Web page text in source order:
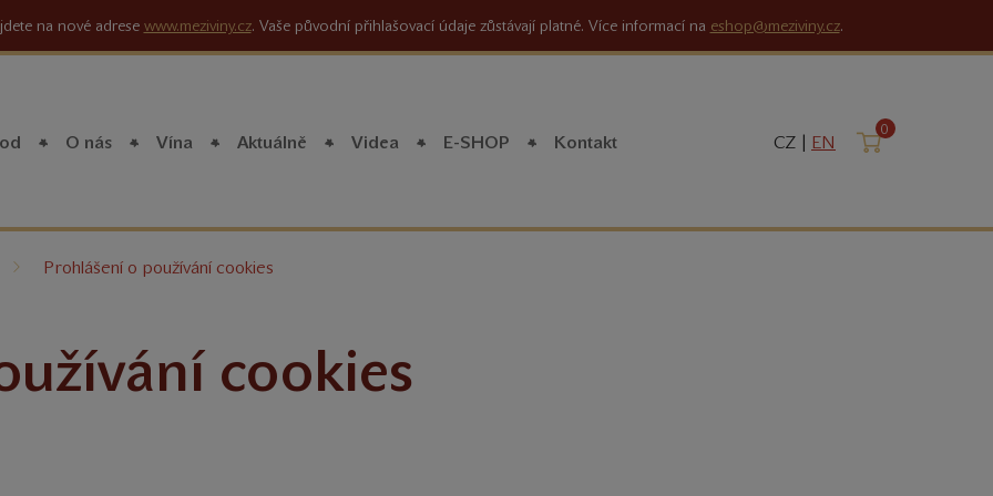
na nové adrese www.meziviny.cz. Vaše původní přihlašovací údaje zůstávají platné. Více informací na eshop@meziviny.cz.
O nás Vína Aktuálně Videa E-SHOP Kontakt CZ | EN Košík
0
Prohlášení o používání cookies
cookies